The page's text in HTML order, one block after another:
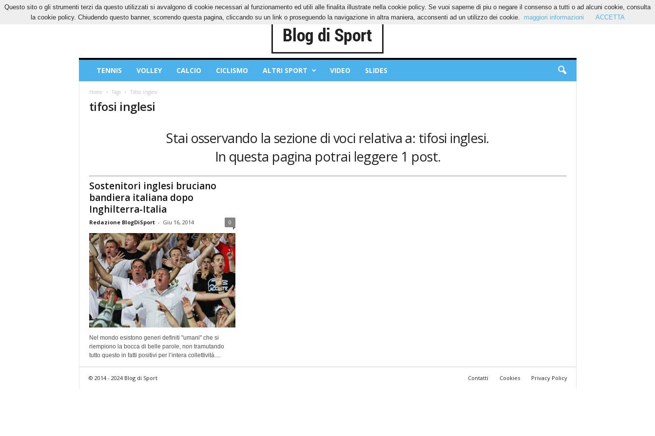
VENERDÌ, 7 AGOSTO 2026 CONTATTI COOKIES PRIVACY POLICY
Sport
TENNIS VOLLEY CALCIO CICLISMO ALTRI SPORT VIDEO SLIDES
Home Tags Tifosi inglesi
tifosi inglesi
Stai osservando la sezione di voci relativa a: tifosi inglesi.
In questa pagina potrai leggere 1 post.
Sostenitori inglesi bruciano
bandiera italiana dopo
Inghilterra-Italia
Redazione BlogDiSport - Giu 16, 2014 0
Nel mondo esistono generi definiti "umani" che si
riempiono la bocca di belle parole, non tramutando
tutto questo in fatti positivi per l’intera collettività....
Contatti Cookies Privacy Policy
© 2014 - 2024 Blog di Sport
Questo sito o gli strumenti terzi da questo utilizzati si avvalgono di cookie necessari al funzionamento ed utili alle finalita illustrate nella cookie policy. Se vuoi saperne di piu o negare il consenso a tutti o ad alcuni cookie, consulta
la cookie policy. Chiudendo questo banner, scorrendo questa pagina, cliccando su un link o proseguendo la navigazione in altra maniera, acconsenti ad un utilizzo dei cookie.
maggiori informazioni ACCETTA